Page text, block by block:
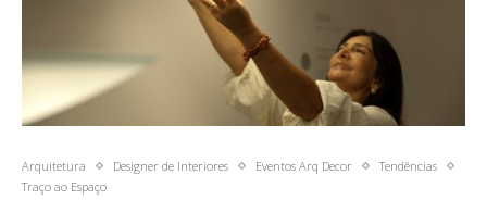
Arquitetura Designer de Interiores Eventos Arq Decor
Tendências
Traço ao Espaço